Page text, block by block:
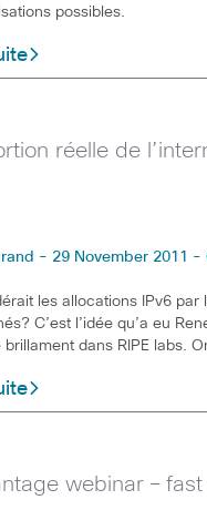
possibles.
réelle de
- 29 November 2011 -
les allocations IPv6 par
C’est l’idée qu’a eu
dans RIPE labs.
webinar –